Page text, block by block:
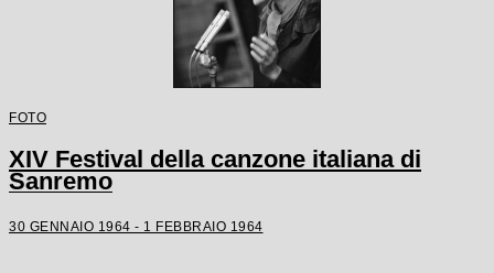
FOTO
XIV Festival della canzone italiana di
Sanremo
30 GENNAIO 1964 - 1 FEBBRAIO 1964